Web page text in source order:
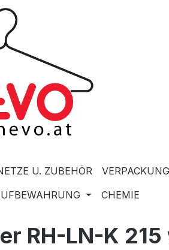
springen
U. ZUBEHÖR
CHEMIE
RH-LN-K